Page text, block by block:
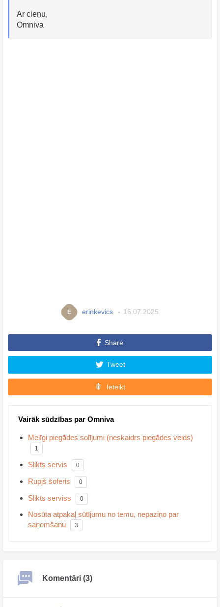
Ar cieņu,
Omniva
E erinkevics 16.07.2025
Share
Tweet
Ieteikt
Vairāk sūdzības par Omniva
Melīgi piegādes solījumi (neskaidrs piegādes veids)
1
Slikts servis 0
Rupjš šoferis 0
Slikts serviss 0
Nosūta atpakaļ sūtījumu no temu, nepaziņo par
saņemšanu
3
Komentāri (3)